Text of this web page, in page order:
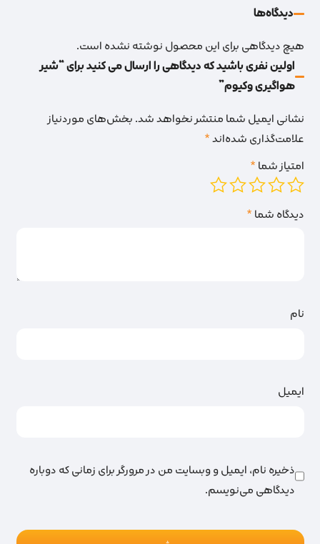
دیدگاه‌‌ها
هیچ دیدگاهی برای این محصول نوشته نشده است.
اولین نفری باشید که دیدگاهی را ارسال می کنید برای “شیر
هواگیری وکیوم”
نشانی ایمیل شما منتشر نخواهد شد.بخش‌های موردنیاز
علامت‌گذاری شده‌اند*
امتیاز شما*
دیدگاه شما*
نام
ایمیل
ذخیره نام، ایمیل و وبسایت من در مرورگر برای زمانی که دوباره
دیدگاهی می‌نویسم.